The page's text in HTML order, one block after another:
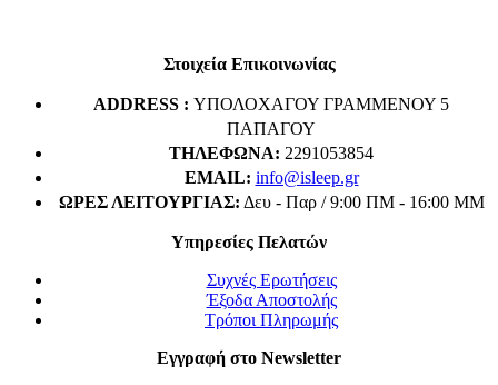
€119.00
Στοιχεία Επικοινωνίας
ADDRESS : ΥΠΟΛΟΧΑΓΟΥ ΓΡΑΜΜΕΝΟΥ 5
ΠΑΠΑΓΟΥ
ΤΗΛΈΦΩΝΑ: 2291053854
EMAIL: info@isleep.gr
ΏΡΕΣ ΛΕΙΤΟΥΡΓΊΑΣ: Δευ - Παρ / 9:00 ΠΜ - 16:00 ΜΜ
Υπηρεσίες Πελατών
Συχνές Ερωτήσεις
Έξοδα Αποστολής
Τρόποι Πληρωμής
Εγγραφή στο Newsletter